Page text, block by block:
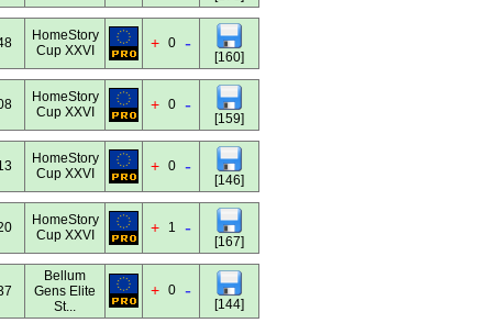
HomeStory
Cup XXVI
+ 0 -
[160]
HomeStory
Cup XXVI
+ 0 -
[159]
HomeStory
Cup XXVI
+ 0 -
[146]
HomeStory
Cup XXVI
+ 1 -
[167]
Bellum
Gens Elite
St...
+ 0 -
[144]